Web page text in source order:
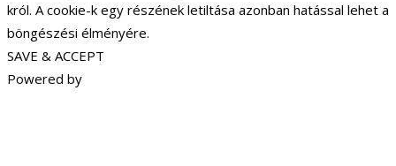
król. A cookie-k egy részének letiltása azonban hatással lehet a
böngészési élményére.
SAVE & ACCEPT
Powered by